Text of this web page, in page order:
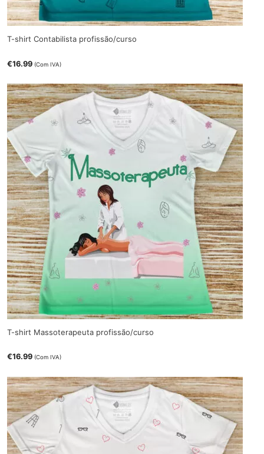
T-shirt Contabilista profissão/curso
€16.99 (Com IVA)
T-shirt Massoterapeuta profissão/curso
€16.99 (Com IVA)